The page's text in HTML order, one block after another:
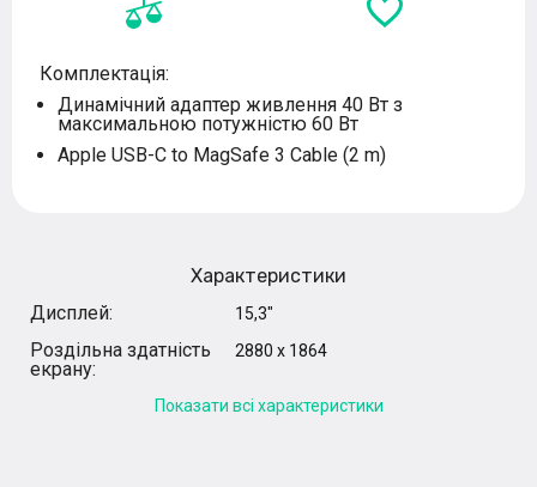
Комплектація:
Динамічний адаптер живлення 40 Вт з
максимальною потужністю 60 Вт
Apple USB-C to MagSafe 3 Cable (2 m)
Характеристики
Дисплей:
15,3"
Роздільна здатність
екрану:
2880 x 1864
Показати всі характеристики